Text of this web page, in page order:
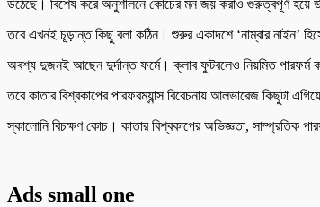
উঠেছে। বিশেষ করে অনুশীলনে কোচের মন জয় করাও গুরুত্বপূর্ণ হয়ে
তবে এখনই চূড়ান্ত কিছু বলা কঠিন। শুরুর একাদশে ‘নাম্বার নাইন’
অবশ্য দুজনই আছেন দুর্দান্ত ফর্মে। ক্লাব ফুটবলেও নিয়মিত পারফর্ম
তবে কাতার বিশ্বকাপের পারফরম্যান্স বিবেচনায় আলভারেজ কিছুটা
স্কালোনি বিচক্ষণ কোচ। কাতার বিশ্বকাপের অভিজ্ঞতা, সাম্প্রতিক
Ads small one